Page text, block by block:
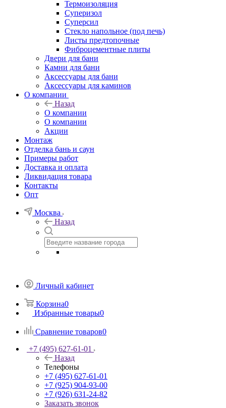
Термоизоляция
Суперизол
Суперсил
Стекло напольное (под печь)
Листы предтопочные
Фиброцементные плиты
Двери для бани
Камни для бани
Аксессуары для бани
Аксессуары для каминов
О компании
Назад
О компании
О компании
Акции
Монтаж
Отделка бань и саун
Примеры работ
Доставка и оплата
Ликвидация товара
Контакты
Опт
Москва
Назад
Личный кабинет
Корзина0
Избранные товары0
Сравнение товаров0
+7 (495) 627-61-01
Назад
Телефоны
+7 (495) 627-61-01
+7 (925) 904-93-00
+7 (926) 631-24-82
Заказать звонок